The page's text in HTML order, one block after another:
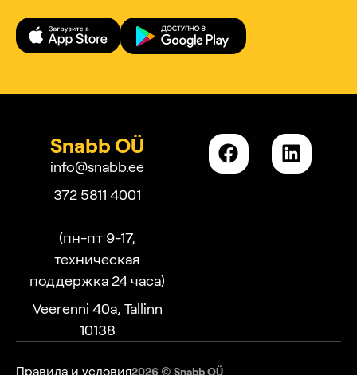
Snabb OÜ
info@snabb.ee
372 5811 4001
(пн-пт 9-17,
техническая
поддержка 24 часа)
Veerenni 40a, Tallinn
10138
Правила и условия2026 © Snabb OÜ